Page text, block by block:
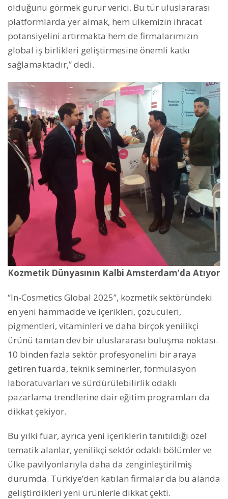
olduğunu görmek gurur verici. Bu tür uluslararası
platformlarda yer almak, hem ülkemizin ihracat
potansiyelini artırmakta hem de firmalarımızın
global iş birlikleri geliştirmesine önemli katkı
sağlamaktadır,” dedi.
Kozmetik Dünyasının Kalbi Amsterdam’da Atıyor
“In-Cosmetics Global 2025”, kozmetik sektöründeki
en yeni hammadde ve içerikleri, çözücüleri,
pigmentleri, vitaminleri ve daha birçok yenilikçi
ürünü tanıtan dev bir uluslararası buluşma noktası.
10 binden fazla sektör profesyonelini bir araya
getiren fuarda, teknik seminerler, formülasyon
laboratuvarları ve sürdürülebilirlik odaklı
pazarlama trendlerine dair eğitim programları da
dikkat çekiyor.
Bu yılki fuar, ayrıca yeni içeriklerin tanıtıldığı özel
tematik alanlar, yenilikçi sektör odaklı bölümler ve
ülke pavilyonlarıyla daha da zenginleştirilmiş
durumda. Türkiye’den katılan firmalar da bu alanda
geliştirdikleri yeni ürünlerle dikkat çekti.